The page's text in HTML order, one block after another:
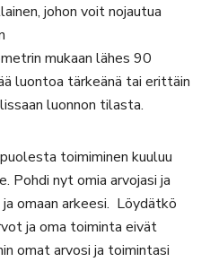
johon voit nojautua
mukaan lähes 90
luontoa tärkeänä tai erittäin
luonnon tilasta.
toimiminen kuuluu
Pohdi nyt omia arvojasi ja
omaan arkeesi. Löydätkö
ja oma toiminta eivät
omat arvosi ja toimintasi